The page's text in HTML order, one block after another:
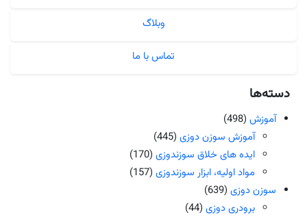
وبلاگ
تماس با ما
دسته‌ها
آموزش (498)
آموزش سوزن دوزی (445)
ایده های خلاق سوزندوزی (170)
مواد اولیه، ابزار سوزندوزی (157)
سوزن دوزی (639)
برودری دوزی (44)